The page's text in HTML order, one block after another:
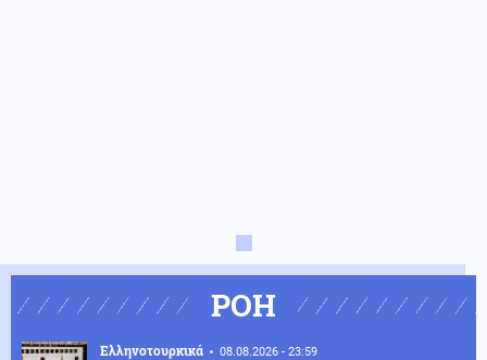
ΡΟΗ
Ελληνοτουρκικά 08.08.2026 - 23:59